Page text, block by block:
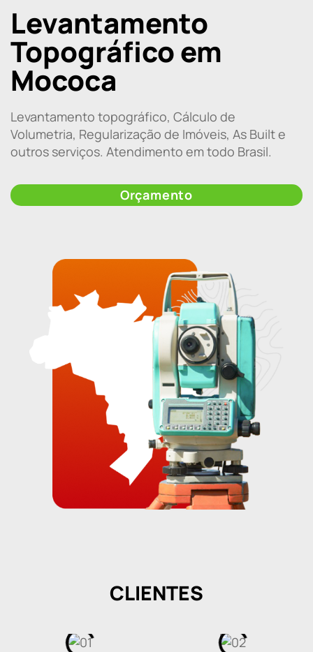
Levantamento
Topográfico em
Mococa
Levantamento topográfico, Cálculo de
Volumetria, Regularização de Imóveis, As Built e
outros serviços. Atendimento em todo Brasil.
Orçamento
CLIENTES